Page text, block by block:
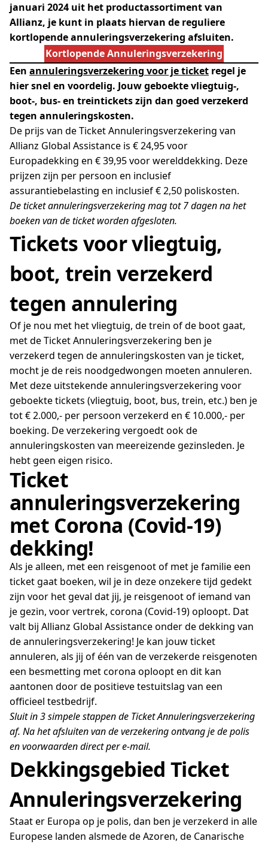
januari 2024 uit het productassortiment van
Allianz, je kunt in plaats hiervan de reguliere
kortlopende annuleringsverzekering afsluiten.
Kortlopende Annuleringsverzekering
Een annuleringsverzekering voor je ticket regel je
hier snel en voordelig. Jouw geboekte vliegtuig-,
boot-, bus- en treintickets zijn dan goed verzekerd
tegen annuleringskosten.
De prijs van de Ticket Annuleringsverzekering van
Allianz Global Assistance is € 24,95 voor
Europadekking en € 39,95 voor werelddekking. Deze
prijzen zijn per persoon en inclusief
assurantiebelasting en inclusief € 2,50 poliskosten.
De ticket annuleringsverzekering mag tot 7 dagen na het
boeken van de ticket worden afgesloten.
Tickets voor vliegtuig,
boot, trein verzekerd
tegen annulering
Of je nou met het vliegtuig, de trein of de boot gaat,
met de Ticket Annuleringsverzekering ben je
verzekerd tegen de annuleringskosten van je ticket,
mocht je de reis noodgedwongen moeten annuleren.
Met deze uitstekende annuleringsverzekering voor
geboekte tickets (vliegtuig, boot, bus, trein, etc.) ben je
tot € 2.000,- per persoon verzekerd en € 10.000,- per
boeking. De verzekering vergoedt ook de
annuleringskosten van meereizende gezinsleden. Je
hebt geen eigen risico.
Ticket
annuleringsverzekering
met Corona (Covid-19)
dekking!
Als je alleen, met een reisgenoot of met je familie een
ticket gaat boeken, wil je in deze onzekere tijd gedekt
zijn voor het geval dat jij, je reisgenoot of iemand van
je gezin, voor vertrek, corona (Covid-19) oploopt. Dat
valt bij Allianz Global Assistance onder de dekking van
de annuleringsverzekering! Je kan jouw ticket
annuleren, als jij of één van de verzekerde reisgenoten
een besmetting met corona oploopt en dit kan
aantonen door de positieve testuitslag van een
officieel testbedrijf.
Sluit in 3 simpele stappen de Ticket Annuleringsverzekering
af. Na het afsluiten van de verzekering ontvang je de polis
en voorwaarden direct per e-mail.
Dekkingsgebied Ticket
Annuleringsverzekering
Staat er Europa op je polis, dan ben je verzekerd in alle
Europese landen alsmede de Azoren, de Canarische